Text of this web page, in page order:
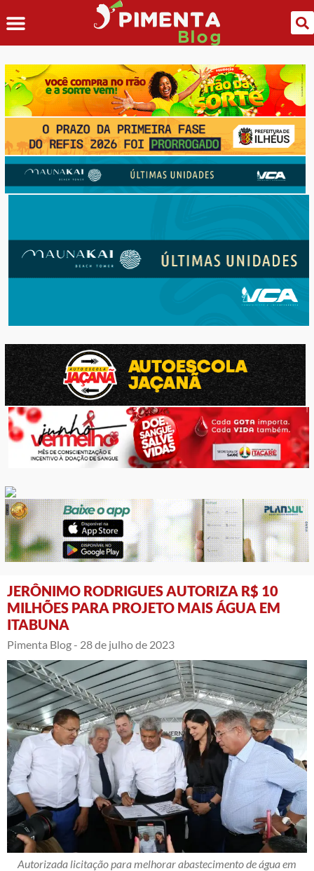
JERÔNIMO RODRIGUES AUTORIZA R$ 10
MILHÕES PARA PROJETO MAIS ÁGUA EM
ITABUNA
Pimenta Blog - 28 de julho de 2023
Autorizada licitação para melhorar abastecimento de água em